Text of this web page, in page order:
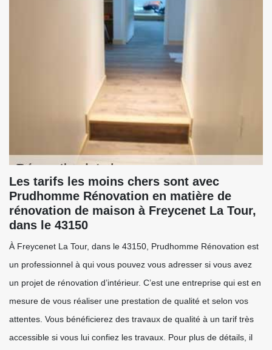
Les tarifs les moins chers sont avec
Prudhomme Rénovation en matière de
rénovation de maison à Freycenet La Tour,
dans le 43150
À Freycenet La Tour, dans le 43150, Prudhomme Rénovation est
un professionnel à qui vous pouvez vous adresser si vous avez
un projet de rénovation d’intérieur. C’est une entreprise qui est en
mesure de vous réaliser une prestation de qualité et selon vos
attentes. Vous bénéficierez des travaux de qualité à un tarif très
accessible si vous lui confiez les travaux. Pour plus de détails, il